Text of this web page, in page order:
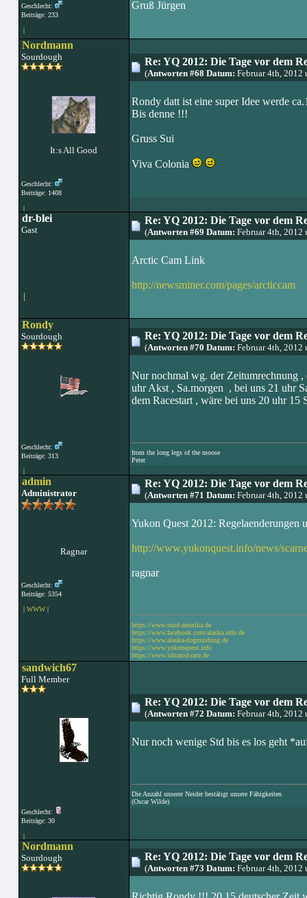
Geschlecht:
Beiträge: 233
|
Gruß Jürgen
Nordmann
Sourdough
It:s All Good
Geschlecht:
Beiträge: 1408
|
Re: YQ 2012: Die Tage vor dem
(Antworten #68 Datum: Februar 4th, 2012
Rondy datt ist eine super Idee werde
Bis denne !!!
Gruss Sui
Viva Colonia
dr-blei
Gast
|
Re: YQ 2012: Die Tage vor dem
(Antworten #69 Datum: Februar 4th, 2012
Arctic Cam Link
http://newsminer.com/pages/arcticcam
Rondy
Sourdough
Geschlecht:
Beiträge: 313
|
Re: YQ 2012: Die Tage vor dem
(Antworten #70 Datum: Februar 4th, 2012
Nur nochmal wg. der Zeitumrechnung
uhr Akst , Sa.morgen , bei uns 21 uhr
dem Racestart , wäre bei uns 20 uhr 15
from the long legs of the moose
Peter
admin
Administrator
Ragnar
Geschlecht:
Beiträge: 5354
| WWW|
Re: YQ 2012: Die Tage vor dem
(Antworten #71 Datum: Februar 4th, 2012
Yukon Quest 2012: Regelaenderungen
http://www.yukonquest.info/news/
ragnar
https://www.nord-amerika.de
https://www.facebook.com/alaska.info.de
https://www.alaska-dogmushing.de
https://www.yukonquest.info
https://www.iditarod-race.de
sandwich67
Full Member
Geschlecht:
Beiträge: 30
|
Re: YQ 2012: Die Tage vor dem
(Antworten #72 Datum: Februar 4th, 2012
Nur noch wenige Std bis es los geht
Die Anzahl unserer Neider bestätigt unsere Fähigkeiten
(Oscar Wilde)
Nordmann
Sourdough Re: YQ 2012: Die Tage vor dem
(Antworten #73 Datum: Februar 4th, 2012